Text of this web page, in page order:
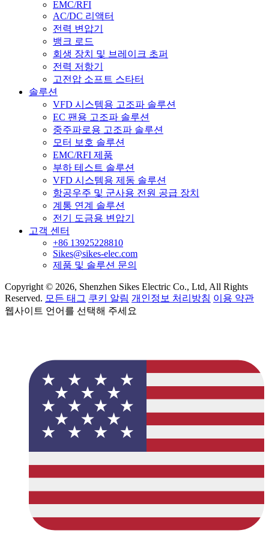
EMC/RFI
AC/DC 리액터
전력 변압기
뱅크 로드
회생 장치 및 브레이크 초퍼
전력 저항기
고전압 소프트 스타터
솔루션
VFD 시스템용 고조파 솔루션
EC 팬용 고조파 솔루션
중주파로용 고조파 솔루션
모터 보호 솔루션
EMC/RFI 제품
부하 테스트 솔루션
VFD 시스템용 제동 솔루션
항공우주 및 군사용 전원 공급 장치
계통 연계 솔루션
전기 도금용 변압기
고객 센터
+86 13925228810
Sikes@sikes-elec.com
제품 및 솔루션 문의
Copyright © 2026, Shenzhen Sikes Electric Co., Ltd, All Rights
Reserved. 모든 태그 쿠키 알림 개인정보 처리방침 이용 약관
웹사이트 언어를 선택해 주세요